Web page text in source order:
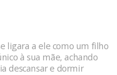
ligara a ele como um filho
à sua mãe, achando
descansar e dormir